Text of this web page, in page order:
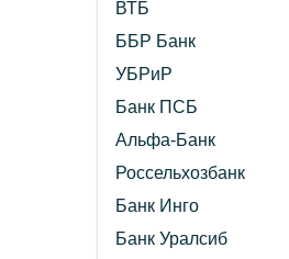
ВТБ
ББР Банк
УБРиР
Банк ПСБ
Альфа-Банк
Россельхозбанк
Банк Инго
Банк Уралсиб